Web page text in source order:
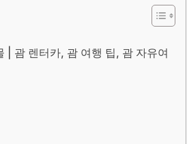
| 괌 렌터카, 괌 여행 팁, 괌 자유여